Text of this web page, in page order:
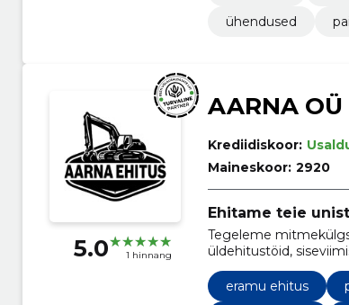
ühendused
5.0 1 hinnang
AARNA OÜ
Krediidiskoor:
Maineskoor: 2920
Ehitame teie
Tegeleme
üldehitustöid,
santehnilisi töid,
eramu ehitus